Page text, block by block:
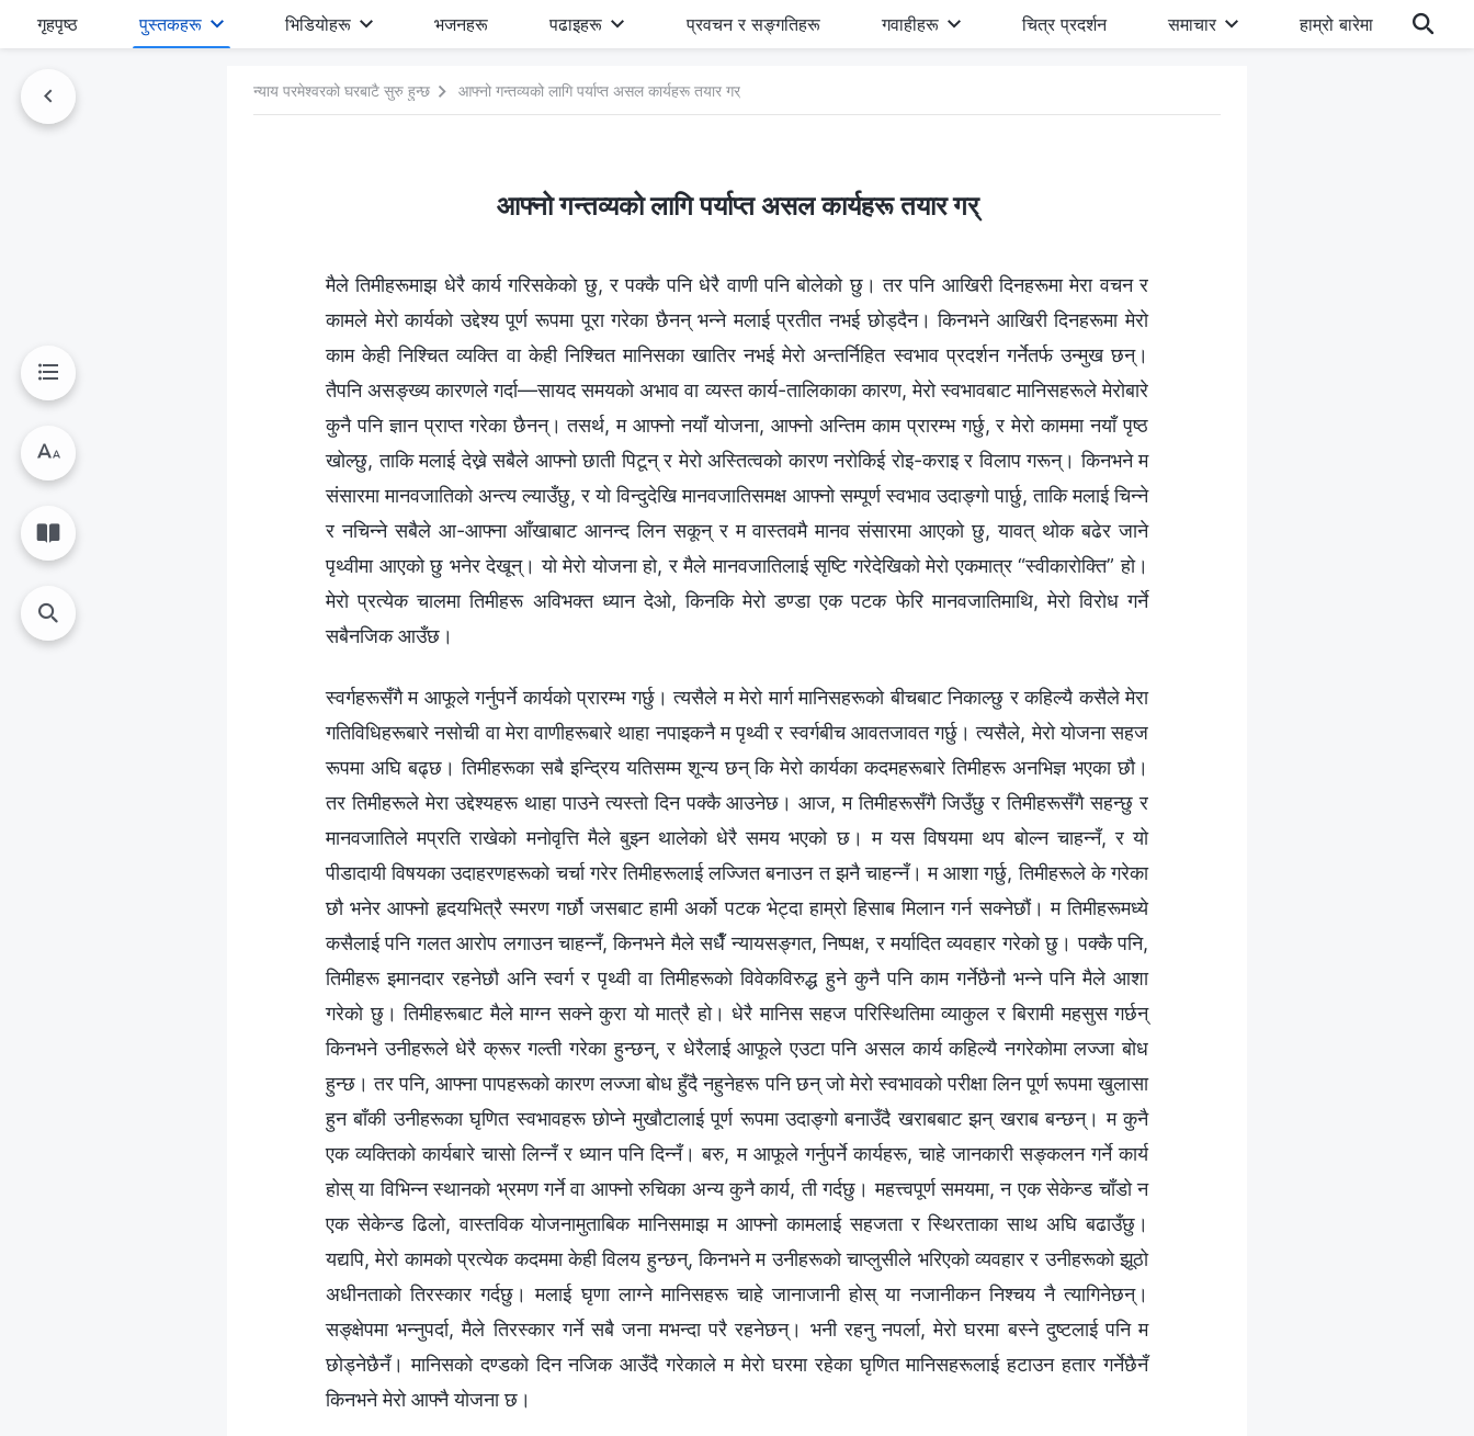
गृहपृष्ठ पुस्तकहरू भिडियोहरू भजनहरू पढाइहरू प्रवचन र सङ्गतिहरू गवाहीहरू चित्र प्रदर्शन समाचार हाम्रो बारेमा
न्याय परमेश्‍वरको घरबाटै सुरु हुन्छ आफ्नो गन्तव्यको लागि पर्याप्त असल कार्यहरू तयार गर्
आफ्नो गन्तव्यको लागि पर्याप्त असल कार्यहरू तयार गर्
मैले तिमीहरूमाझ धेरै कार्य गरिसकेको छु, र पक्कै पनि धेरै वाणी पनि बोलेको छु। तर पनि आखिरी दिनहरूमा मेरा वचन र
कामले मेरो कार्यको उद्देश्य पूर्ण रूपमा पूरा गरेका छैनन् भन्‍ने मलाई प्रतीत नभई छोड्दैन। किनभने आखिरी दिनहरूमा मेरो
काम केही निश्चित व्यक्ति वा केही निश्चित मानिसका खातिर नभई मेरो अन्तर्निहित स्वभाव प्रदर्शन गर्नेतर्फ उन्मुख छन्।
तैपनि असङ्ख्य कारणले गर्दा—सायद समयको अभाव वा व्यस्त कार्य-तालिकाका कारण, मेरो स्वभावबाट मानिसहरूले मेरोबारे
कुनै पनि ज्ञान प्राप्त गरेका छैनन्। तसर्थ, म आफ्नो नयाँ योजना, आफ्नो अन्तिम काम प्रारम्भ गर्छु, र मेरो काममा नयाँ पृष्ठ
खोल्छु, ताकि मलाई देख्ने सबैले आफ्नो छाती पिटून् र मेरो अस्तित्वको कारण नरोकिई रोइ-कराइ र विलाप गरून्। किनभने म
संसारमा मानवजातिको अन्त्य ल्याउँछु, र यो विन्दुदेखि मानवजातिसमक्ष आफ्नो सम्पूर्ण स्वभाव उदाङ्गो पार्छु, ताकि मलाई चिन्ने
र नचिन्ने सबैले आ-आफ्ना आँखाबाट आनन्द लिन सकून् र म वास्तवमै मानव संसारमा आएको छु, यावत् थोक बढेर जाने
पृथ्वीमा आएको छु भनेर देखून्। यो मेरो योजना हो, र मैले मानवजातिलाई सृष्टि गरेदेखिको मेरो एकमात्र “स्वीकारोक्ति” हो।
मेरो प्रत्येक चालमा तिमीहरू अविभक्त ध्यान देओ, किनकि मेरो डण्डा एक पटक फेरि मानवजातिमाथि, मेरो विरोध गर्ने
सबैनजिक आउँछ।
स्वर्गहरूसँगै म आफूले गर्नुपर्ने कार्यको प्रारम्भ गर्छु। त्यसैले म मेरो मार्ग मानिसहरूको बीचबाट निकाल्छु र कहिल्यै कसैले मेरा
गतिविधिहरूबारे नसोची वा मेरा वाणीहरूबारे थाहा नपाइकनै म पृथ्वी र स्वर्गबीच आवतजावत गर्छु। त्यसैले, मेरो योजना सहज
रूपमा अघि बढ्छ। तिमीहरूका सबै इन्द्रिय यतिसम्म शून्य छन् कि मेरो कार्यका कदमहरूबारे तिमीहरू अनभिज्ञ भएका छौ।
तर तिमीहरूले मेरा उद्देश्यहरू थाहा पाउने त्यस्तो दिन पक्कै आउनेछ। आज, म तिमीहरूसँगै जिउँछु र तिमीहरूसँगै सहन्छु र
मानवजातिले मप्रति राखेको मनोवृत्ति मैले बुझ्न थालेको धेरै समय भएको छ। म यस विषयमा थप बोल्न चाहन्नँ, र यो
पीडादायी विषयका उदाहरणहरूको चर्चा गरेर तिमीहरूलाई लज्जित बनाउन त झनै चाहन्नँ। म आशा गर्छु, तिमीहरूले के गरेका
छौ भनेर आफ्नो हृदयभित्रै स्मरण गर्छौ जसबाट हामी अर्को पटक भेट्दा हाम्रो हिसाब मिलान गर्न सक्नेछौं। म तिमीहरूमध्ये
कसैलाई पनि गलत आरोप लगाउन चाहन्नँ, किनभने मैले सधैँ न्यायसङ्गत, निष्पक्ष, र मर्यादित व्यवहार गरेको छु। पक्कै पनि,
तिमीहरू इमानदार रहनेछौ अनि स्वर्ग र पृथ्वी वा तिमीहरूको विवेकविरुद्ध हुने कुनै पनि काम गर्नेछैनौ भन्‍ने पनि मैले आशा
गरेको छु। तिमीहरूबाट मैले माग्न सक्ने कुरा यो मात्रै हो। धेरै मानिस सहज परिस्थितिमा व्याकुल र बिरामी महसुस गर्छन्
किनभने उनीहरूले धेरै क्रूर गल्ती गरेका हुन्छन्, र धेरैलाई आफूले एउटा पनि असल कार्य कहिल्यै नगरेकोमा लज्जा बोध
हुन्छ। तर पनि, आफ्ना पापहरूको कारण लज्जा बोध हुँदै नहुनेहरू पनि छन् जो मेरो स्वभावको परीक्षा लिन पूर्ण रूपमा खुलासा
हुन बाँकी उनीहरूका घृणित स्वभावहरू छोप्ने मुखौटालाई पूर्ण रूपमा उदाङ्गो बनाउँदै खराबबाट झन् खराब बन्छन्। म कुनै
एक व्यक्तिको कार्यबारे चासो लिन्नँ र ध्यान पनि दिन्नँ। बरु, म आफूले गर्नुपर्ने कार्यहरू, चाहे जानकारी सङ्कलन गर्ने कार्य
होस् या विभिन्न स्थानको भ्रमण गर्ने वा आफ्नो रुचिका अन्य कुनै कार्य, ती गर्दछु। महत्त्वपूर्ण समयमा, न एक सेकेन्ड चाँडो न
एक सेकेन्ड ढिलो, वास्तविक योजनामुताबिक मानिसमाझ म आफ्नो कामलाई सहजता र स्थिरताका साथ अघि बढाउँछु।
यद्यपि, मेरो कामको प्रत्येक कदममा केही विलय हुन्छन्, किनभने म उनीहरूको चाप्लुसीले भरिएको व्यवहार र उनीहरूको झूठो
अधीनताको तिरस्कार गर्दछु। मलाई घृणा लाग्ने मानिसहरू चाहे जानाजानी होस् या नजानीकन निश्चय नै त्यागिनेछन्।
सङ्क्षेपमा भन्नुपर्दा, मैले तिरस्कार गर्ने सबै जना मभन्दा परै रहनेछन्। भनी रहनु नपर्ला, मेरो घरमा बस्ने दुष्टलाई पनि म
छोड्नेछैनँ। मानिसको दण्डको दिन नजिक आउँदै गरेकाले म मेरो घरमा रहेका घृणित मानिसहरूलाई हटाउन हतार गर्नेछैनँ
किनभने मेरो आफ्नै योजना छ।